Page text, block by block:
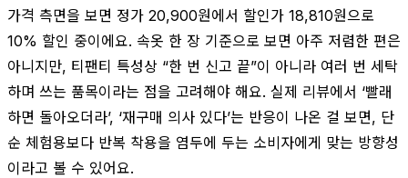
가격 측면을 보면 정가 20,900원에서 할인가 18,810원으로
10% 할인 중이에요. 속옷 한 장 기준으로 보면 아주 저렴한 편은
아니지만, 티팬티 특성상 “한 번 신고 끝”이 아니라 여러 번 세탁
하며 쓰는 품목이라는 점을 고려해야 해요. 실제 리뷰에서 ‘빨래
하면 돌아오더라’, ‘재구매 의사 있다’는 반응이 나온 걸 보면, 단
순 체험용보다 반복 착용을 염두에 두는 소비자에게 맞는 방향성
이라고 볼 수 있어요.